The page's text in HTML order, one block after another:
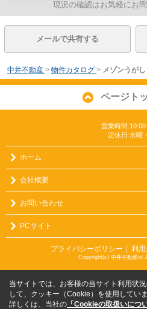
現況の確認はお気軽にお
メールで共有する
中井不動産 > 物件カタログ > メゾンうがし
ページト
営業時間
定休日:水曜
ホーム
会社概要
お問い合わせ
PCサイト
プライバシーポリシー 利
Copyright(c) 中井不動産㈱
当サイトでは、お客様の当サイト利用状
して、クッキー（Cookie）を使用していま
詳しくは、当社の 「Cookieの取扱いにつ